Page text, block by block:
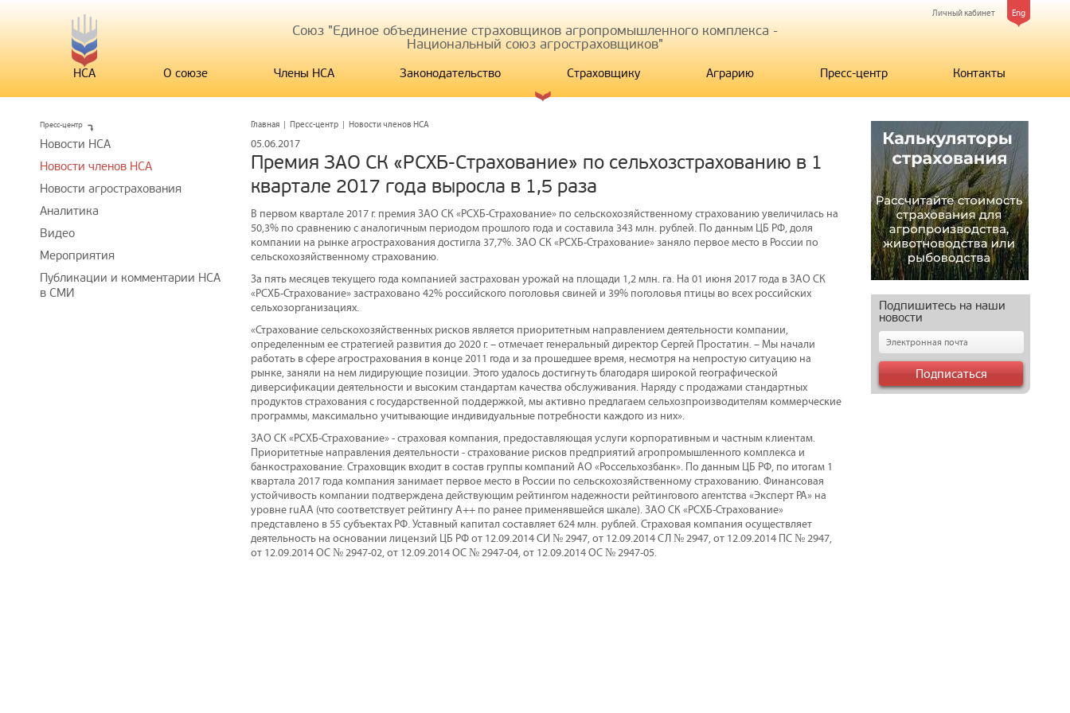
Eng
Личный кабинет
Союз "Единое объединение страховщиков агропромышленного комплекса -
Национальный союз агростраховщиков"
НСА О союзе Члены НСА Законодательство Страховщику Аграрию Пресс-центр Контакты
Главная | Пресс-центр | Новости членов НСА
05.06.2017
Премия ЗАО СК «РСХБ-Страхование» по сельхозстрахованию в 1
квартале 2017 года выросла в 1,5 раза
В первом квартале 2017 г. премия ЗАО СК «РСХБ-Страхование» по сельскохозяйственному страхованию увеличилась на
50,3% по сравнению с аналогичным периодом прошлого года и составила 343 млн. рублей. По данным ЦБ РФ, доля
компании на рынке агрострахования достигла 37,7%. ЗАО СК «РСХБ-Страхование» заняло первое место в России по
сельскохозяйственному страхованию.
За пять месяцев текущего года компанией застрахован урожай на площади 1,2 млн. га. На 01 июня 2017 года в ЗАО СК
«РСХБ-Страхование» застраховано 42% российского поголовья свиней и 39% поголовья птицы во всех российских
сельхозорганизациях.
«Страхование сельскохозяйственных рисков является приоритетным направлением деятельности компании,
определенным ее стратегией развития до 2020 г. – отмечает генеральный директор Сергей Простатин. – Мы начали
работать в сфере агрострахования в конце 2011 года и за прошедшее время, несмотря на непростую ситуацию на
рынке, заняли на нем лидирующие позиции. Этого удалось достигнуть благодаря широкой географической
диверсификации деятельности и высоким стандартам качества обслуживания. Наряду с продажами стандартных
продуктов страхования с государственной поддержкой, мы активно предлагаем сельхозпроизводителям коммерческие
программы, максимально учитывающие индивидуальные потребности каждого из них».
ЗАО СК «РСХБ-Страхование» - страховая компания, предоставляющая услуги корпоративным и частным клиентам.
Приоритетные направления деятельности - страхование рисков предприятий агропромышленного комплекса и
банкострахование. Страховщик входит в состав группы компаний АО «Россельхозбанк». По данным ЦБ РФ, по итогам 1
квартала 2017 года компания занимает первое место в России по сельскохозяйственному страхованию. Финансовая
устойчивость компании подтверждена действующим рейтингом надежности рейтингового агентства «Эксперт РА» на
уровне ruАА (что соответствует рейтингу А++ по ранее применявшейся шкале). ЗАО СК «РСХБ-Страхование»
представлено в 55 субъектах РФ. Уставный капитал составляет 624 млн. рублей. Страховая компания осуществляет
деятельность на основании лицензий ЦБ РФ от 12.09.2014 СИ № 2947, от 12.09.2014 СЛ № 2947, от 12.09.2014 ПС № 2947,
от 12.09.2014 ОС № 2947-02, от 12.09.2014 ОС № 2947-04, от 12.09.2014 ОС № 2947-05.
Пресс-центр
Новости НСА
Новости членов НСА
Новости агрострахования
Аналитика
Видео
Мероприятия
Публикации и комментарии НСА
в СМИ
Подпишитесь на наши
новости